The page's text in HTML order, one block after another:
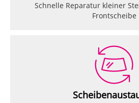
Schnelle Reparatur kleiner
Frontscheibe